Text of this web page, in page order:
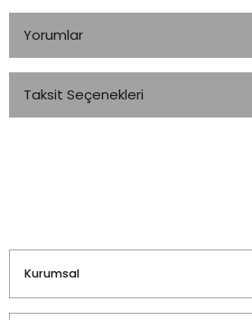
Yorumlar
Taksit Seçenekleri
Kurumsal